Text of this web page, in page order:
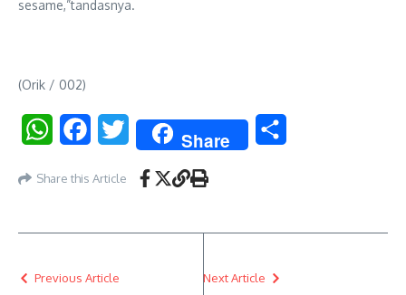
sesame,”tandasnya.
(Orik / 002)
WhatsAppFacebookTwitter Share
Share this Article
Previous Article Next Article